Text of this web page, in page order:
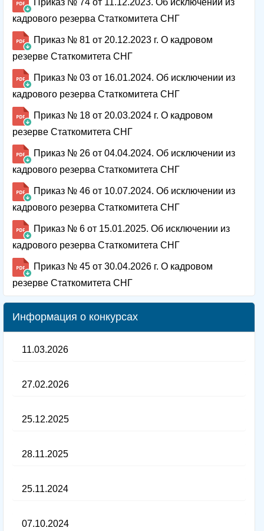
кадрового резерва Статкомитета СНГ
Приказ № 81 от 20.12.2023 г. О кадровом
резерве Статкомитета СНГ
Приказ № 03 от 16.01.2024. Об исключении из
кадрового резерва Статкомитета СНГ
Приказ № 18 от 20.03.2024 г. О кадровом
резерве Статкомитета СНГ
Приказ № 26 от 04.04.2024. Об исключении из
кадрового резерва Статкомитета СНГ
Приказ № 46 от 10.07.2024. Об исключении из
кадрового резерва Статкомитета СНГ
Приказ № 6 от 15.01.2025. Об исключении из
кадрового резерва Статкомитета СНГ
Приказ № 45 от 30.04.2026 г. О кадровом
резерве Статкомитета СНГ
Информация о конкурсах
11.03.2026
27.02.2026
25.12.2025
28.11.2025
25.11.2024
07.10.2024